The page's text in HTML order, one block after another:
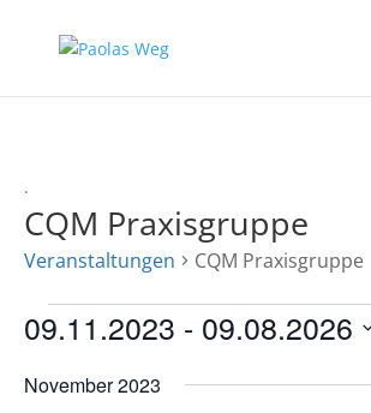
.
CQM Praxisgruppe
Veranstaltungen CQM Praxisgruppe
Veranstaltungen
09.11.2023 - 09.08.2026
wählen.
November 2023